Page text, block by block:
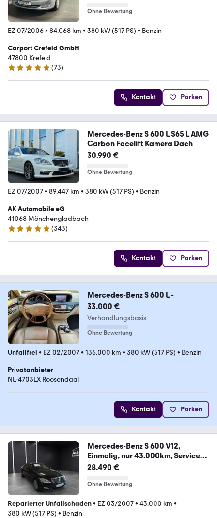
Ohne Bewertung
EZ 07/2006• 84.068 km • 380 kW (517 PS) • Benzin
Carport Crefeld GmbH
47800 Krefeld
4.9 Sterne
(73)
Kontakt Parken
Mercedes-Benz S 600 L S65 L AMG
Carbon Facelift Kamera Dach
30.990 €
Ohne Bewertung
EZ 07/2007• 89.447 km • 380 kW (517 PS) • Benzin
AK Automobile eG
41068 Mönchengladbach
4.9 Sterne
(343)
Kontakt Parken
Mercedes-Benz S 600 L -
33.000 €
Verhandlungsbasis
Ohne Bewertung
Unfallfrei • EZ 02/2007• 136.000 km • 380 kW (517 PS) • Benzin
Privatanbieter
NL-4703LX Roosendaal
Kontakt Parken
Mercedes-Benz S 600 V12,
Einmalig, nur 43.000km, Service
NEU
28.490 €
Ohne Bewertung
Reparierter Unfallschaden• EZ 03/2007• 43.000 km •
380 kW (517 PS) • Benzin